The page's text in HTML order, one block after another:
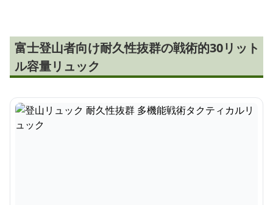
富士登山者向け耐久性抜群の戦術的30リット
ル容量リュック